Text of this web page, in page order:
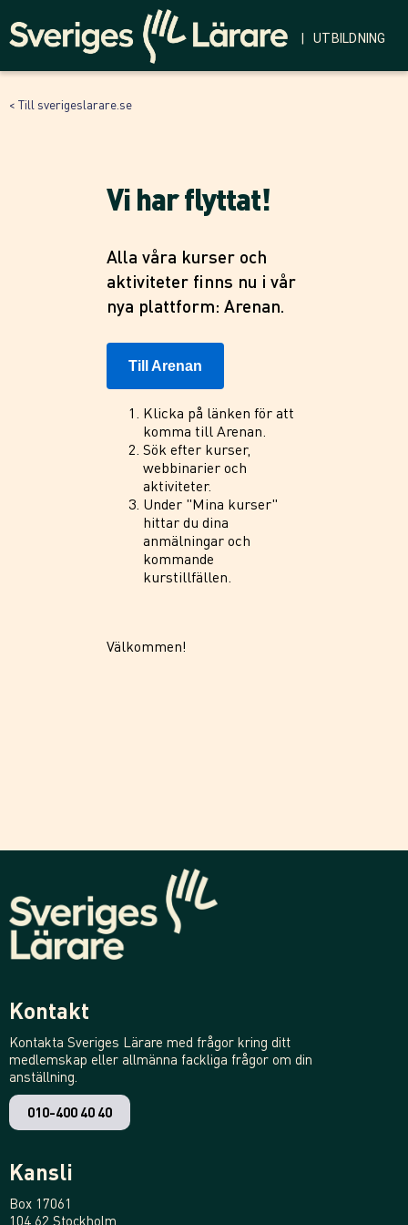
| UTBILDNING
< Till sverigeslarare.se
Vi har flyttat!
Alla våra kurser och
aktiviteter finns nu i vår
nya plattform: Arenan.
Till Arenan
Klicka på länken för att
komma till Arenan.
Sök efter kurser,
webbinarier och
aktiviteter.
Under "Mina kurser"
hittar du dina
anmälningar och
kommande
kurstillfällen.
Välkommen!
Kontakt
Kontakta Sveriges Lärare med frågor kring ditt
medlemskap eller allmänna fackliga frågor om din
anställning.
010-400 40 40
Kansli
Box 17061
104 62 Stockholm